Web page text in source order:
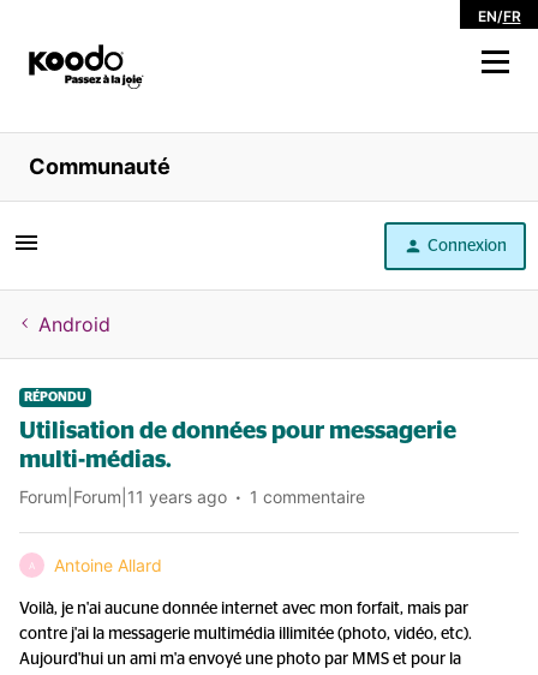
EN/FR
Magasiner
Libre service
Aide
Communauté
Connexion
Android
RÉPONDU
Utilisation de données pour messagerie
multi-médias.
Forum|Forum|11 years ago 1 commentaire
A Antoine Allard
Voilà, je n'ai aucune donnée internet avec mon forfait, mais par
contre j'ai la messagerie multimédia illimitée (photo, vidéo, etc).
Aujourd'hui un ami m'a envoyé une photo par MMS et pour la